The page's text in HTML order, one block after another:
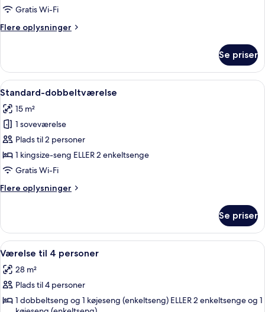
personer
-
terrasse
Gratis Wi-Fi
Flere oplysninger
Flere
værelse
til
4
terrasse
Se priser
Indlæs
alle
billeder
af
Standard-
dobbeltværelse
Minibar, pengeskab på værelset,
7
Standard-dobbeltværelse
15 m²
1 soveværelse
Plads til 2 personer
1 kingsize-seng ELLER 2 enkeltsenge
Gratis Wi-Fi
Flere oplysninger
Flere
dobbeltværelse
Se priser
Indlæs
alle
billeder
af
Værelse
Et moderne hotelværelse med
8
Værelse til 4 personer
28 m²
Plads til 4 personer
1 dobbeltseng og 1 køjeseng (enkeltseng) ELLER 2 enkeltsenge og 1